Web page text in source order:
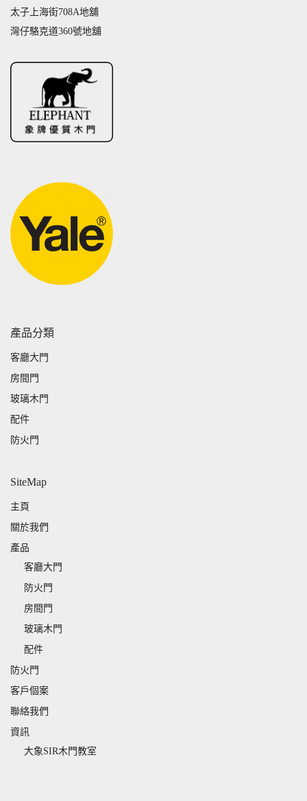
太子上海街708A地舖
灣仔駱克道360號地舖
產品分類
客廳大門
房間門
玻璃木門
配件
防火門
SiteMap
主頁
關於我們
產品
客廳大門
防火門
房間門
玻璃木門
配件
防火門
客戶個案
聯絡我們
資訊
大象SIR木門教室